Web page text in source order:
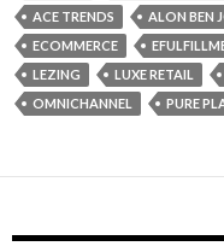
ACE TRENDS
ALON BEN
ECOMMERCE
LEZING
LUXE RETAIL
OMNICHANNEL
PURE